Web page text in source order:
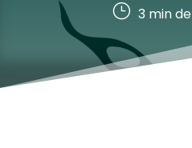
} 3min